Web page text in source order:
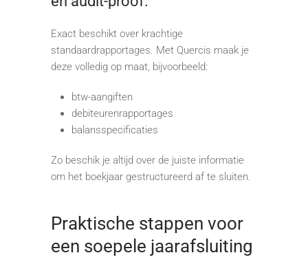
Exact beschikt over krachtige
standaardrapportages. Met Quercis maak je
deze volledig op maat, bijvoorbeeld:
btw-aangiften
debiteurenrapportages
balansspecificaties
Zo beschik je altijd over de juiste informatie
om het boekjaar gestructureerd af te sluiten.
Praktische stappen voor
een soepele jaarafsluiting